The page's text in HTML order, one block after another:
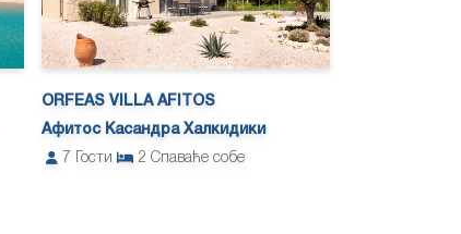
ORFEAS VILLA AFITOS
Афитос Касандра Халкидики
7
Гости 2 Спаваће собе